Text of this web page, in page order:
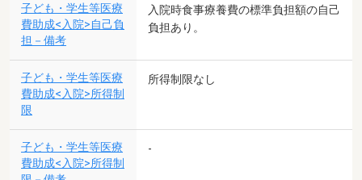
子ども・学生等医療
費助成<入院>自己負
担－備考
入院時食事療養費の標準負担額の自己
負担あり。
子ども・学生等医療
費助成<入院>所得制
限
所得制限なし
子ども・学生等医療
費助成<入院>所得制
-